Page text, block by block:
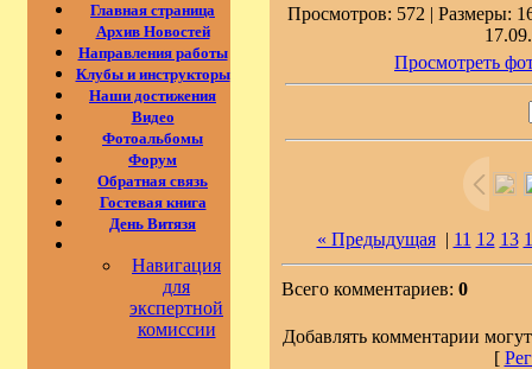
Главная страница
Архив Новостей
Направления работы
Клубы и инструкторы
Наши достижения
Видео
Фотоальбомы
Форум
Обратная связь
Гостевая книга
День Витязя
Навигация
для
экспертной
комиссии
Просмотров: 572 | Размеры:
Просмотреть
« Предыдущая| 11 12 13
Всего комментариев: 0
Добавлять комментарии
[